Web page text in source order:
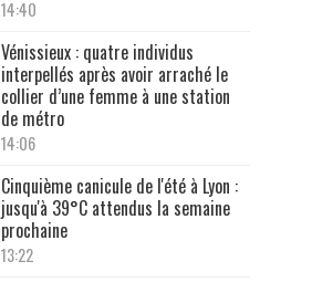
14:40
Vénissieux : quatre individus
interpellés après avoir arraché le
collier d’une femme à une station
de métro
14:06
Cinquième canicule de l'été à Lyon :
jusqu'à 39°C attendus la semaine
prochaine
13:22